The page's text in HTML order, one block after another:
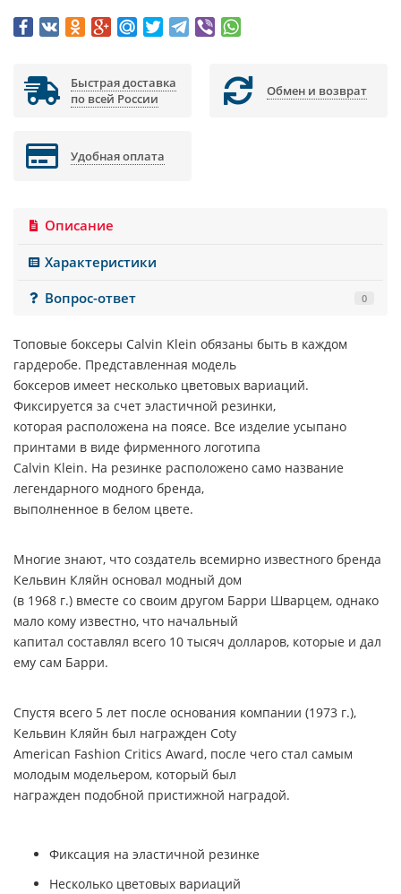
Быстрая доставка
по всей России
Обмен и возврат
Удобная оплата
Описание
Характеристики
Вопрос-ответ
0
Топовые боксеры Calvin Klein обязаны быть в каждом
гардеробе. Представленная модель
боксеров имеет несколько цветовых вариаций.
Фиксируется за счет эластичной резинки,
которая расположена на поясе. Все изделие усыпано
принтами в виде фирменного логотипа
Calvin Klein. На резинке расположено само название
легендарного модного бренда,
выполненное в белом цвете.
Многие знают, что создатель всемирно известного бренда
Кельвин Кляйн основал модный дом
(в 1968 г.) вместе со своим другом Барри Шварцем, однако
мало кому известно, что начальный
капитал составлял всего 10 тысяч долларов, которые и дал
ему сам Барри.
Спустя всего 5 лет после основания компании (1973 г.),
Кельвин Кляйн был награжден Coty
American Fashion Critics Award, после чего стал самым
молодым модельером, который был
награжден подобной пристижной наградой.
Фиксация на эластичной резинке
Несколько цветовых вариаций